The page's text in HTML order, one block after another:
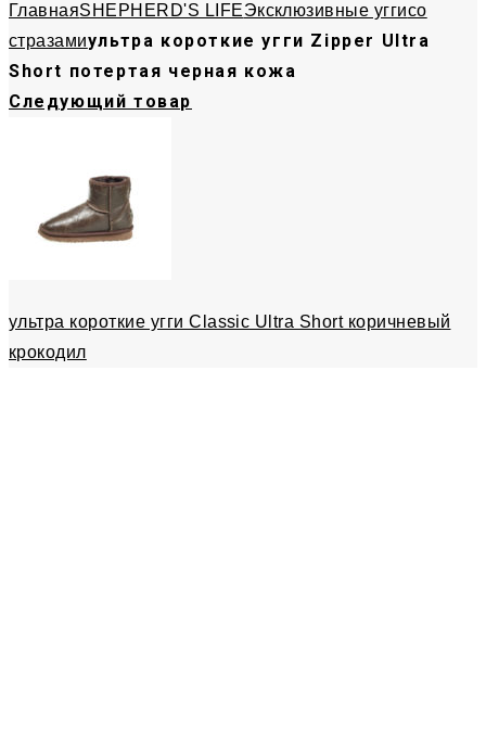
ГлавнаяSHEPHERD'S LIFEЭксклюзивные уггисо
стразамиультра короткие угги Zipper Ultra
Short потертая черная кожа
Следующий товар
ультра короткие угги Classic Ultra Short коричневый
крокодил